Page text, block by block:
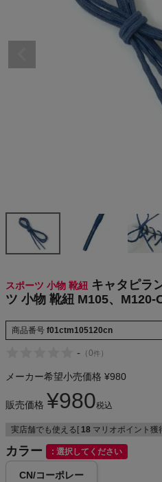
On
THE NORTH FACE
NIKE
メンズカジュアルウェア
スポーツ 小物 靴紐 キャタピラ
ツ 小物 靴紐 M105、M120-
商品番号 f01ctm105120cn
- （0件 ）
メーカー希望小売価格 ¥980
販売価格 ¥980税込
実店舗でも使える[ 18 マリオポイント
カラー 選択してください
CN/コーポレー